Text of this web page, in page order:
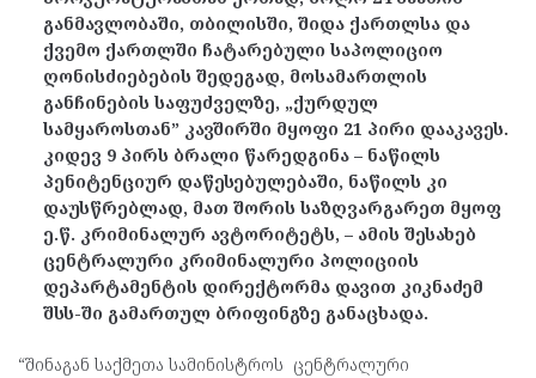
განმავლობაში, თბილისში, შიდა ქართლსა და
ქვემო ქართლში ჩატარებული საპოლიციო
ღონისძიებების შედეგად, მოსამართლის
განჩინების საფუძველზე, „ქურდულ
სამყაროსთან” კავშირში მყოფი 21 პირი დააკავეს.
კიდევ 9 პირს ბრალი წარედგინა – ნაწილს
პენიტენციურ დაწესებულებაში, ნაწილს კი
დაუსწრებლად, მათ შორის საზღვარგარეთ მყოფ
ე.წ. კრიმინალურ ავტორიტეტს, – ამის შესახებ
ცენტრალური კრიმინალური პოლიციის
დეპარტამენტის დირექტორმა დავით კიკნაძემ
შსს-ში გამართულ ბრიფინგზე განაცხადა.
“შინაგან საქმეთა სამინისტროს ცენტრალური